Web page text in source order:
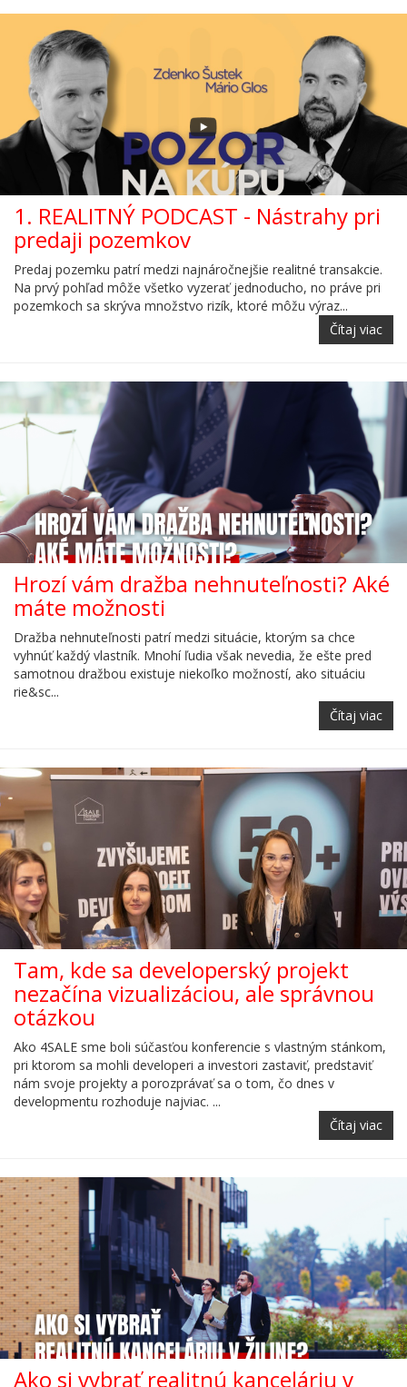
1. REALITNÝ PODCAST - Nástrahy pri
predaji pozemkov
Predaj pozemku patrí medzi najnáročnejšie realitné transakcie.
Na prvý pohľad môže všetko vyzerať jednoducho, no práve pri
pozemkoch sa skrýva množstvo rizík, ktoré môžu výraz...
Čítaj viac
Hrozí vám dražba nehnuteľnosti? Aké
máte možnosti
Dražba nehnuteľnosti patrí medzi situácie, ktorým sa chce
vyhnúť každý vlastník. Mnohí ľudia však nevedia, že ešte pred
samotnou dražbou existuje niekoľko možností, ako situáciu
rie&sc...
Čítaj viac
Tam, kde sa developerský projekt
nezačína vizualizáciou, ale správnou
otázkou
Ako 4SALE sme boli súčasťou konferencie s vlastným stánkom,
pri ktorom sa mohli developeri a investori zastaviť, predstaviť
nám svoje projekty a porozprávať sa o tom, čo dnes v
developmentu rozhoduje najviac. ...
Čítaj viac
Ako si vybrať realitnú kanceláriu v